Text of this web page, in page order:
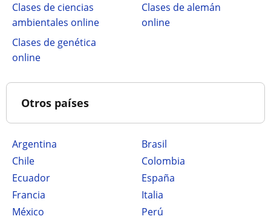
Clases de ciencias
ambientales online
Clases de alemán
online
Clases de genética
online
Otros países
Argentina
Brasil
Chile
Colombia
Ecuador
España
Francia
Italia
México
Perú